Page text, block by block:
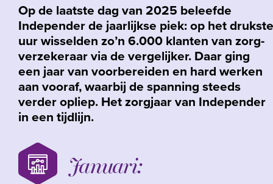
Op de laatste dag van 2025 beleefde
Independer de jaarlijkse piek: op het drukste
uur wisselden zo’n 6.000 klanten van zorg­
verzekeraar via de vergelijker. Daar ging
een jaar van voorbereiden en hard werken
aan vooraf, waarbij de spanning steeds
verder opliep. Het zorgjaar van Independer
in een tijdlijn.
Januari: